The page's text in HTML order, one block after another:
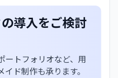
導入をご検討
ートフォリオなど、用
ド制作も承ります。